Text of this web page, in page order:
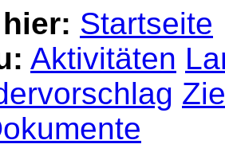
Startseite
Aktivitäten